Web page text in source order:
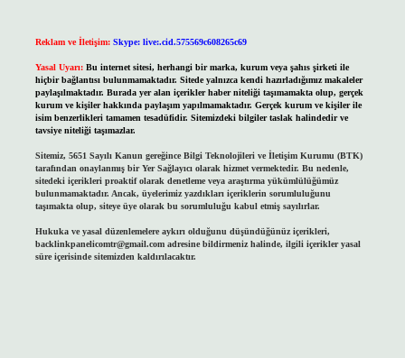
Reklam ve İletişim: Skype: live:.cid.575569c608265c69
Yasal Uyarı: Bu internet sitesi, herhangi bir marka, kurum veya şahıs şirketi ile
hiçbir bağlantısı bulunmamaktadır. Sitede yalnızca kendi hazırladığımız makaleler
paylaşılmaktadır. Burada yer alan içerikler haber niteliği taşımamakta olup, gerçek
kurum ve kişiler hakkında paylaşım yapılmamaktadır. Gerçek kurum ve kişiler ile
isim benzerlikleri tamamen tesadüfidir. Sitemizdeki bilgiler taslak halindedir ve
tavsiye niteliği taşımazlar.
Sitemiz, 5651 Sayılı Kanun gereğince Bilgi Teknolojileri ve İletişim Kurumu (BTK)
tarafından onaylanmış bir Yer Sağlayıcı olarak hizmet vermektedir. Bu nedenle,
sitedeki içerikleri proaktif olarak denetleme veya araştırma yükümlülüğümüz
bulunmamaktadır. Ancak, üyelerimiz yazdıkları içeriklerin sorumluluğunu
taşımakta olup, siteye üye olarak bu sorumluluğu kabul etmiş sayılırlar.
Hukuka ve yasal düzenlemelere aykırı olduğunu düşündüğünüz içerikleri,
backlinkpanelicomtr@gmail.comadresine bildirmeniz halinde, ilgili içerikler yasal
süre içerisinde sitemizden kaldırılacaktır.